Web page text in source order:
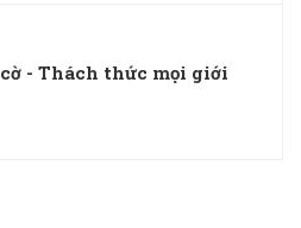
- Thách thức mọi giới